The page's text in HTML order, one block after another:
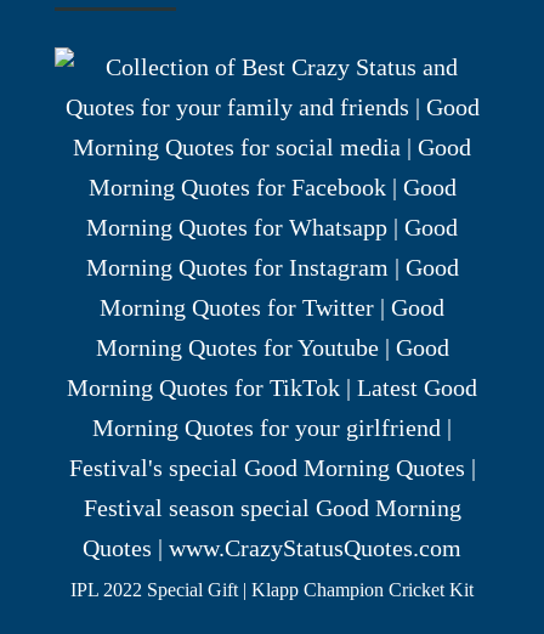
IPL 2022 Special Gift | Klapp Champion Cricket Kit